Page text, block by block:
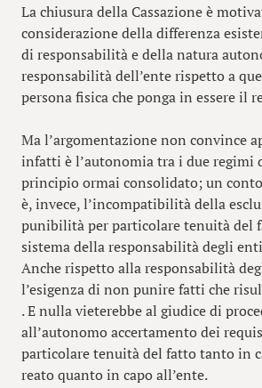
La chiusura della Cassazione è
considerazione della differenza
di responsabilità e della natura
responsabilità dell’ente rispetto a
persona fisica che ponga in essere il
Ma l’argomentazione non convince
infatti è l’autonomia tra i due regimi
principio ormai consolidato; un
è, invece, l’incompatibilità della
punibilità per particolare tenuità del
sistema della responsabilità degli
Anche rispetto alla responsabilità
l’esigenza di non punire fatti che
. E nulla vieterebbe al giudice di
all’autonomo accertamento dei
particolare tenuità del fatto tanto in
reato quanto in capo all’ente.